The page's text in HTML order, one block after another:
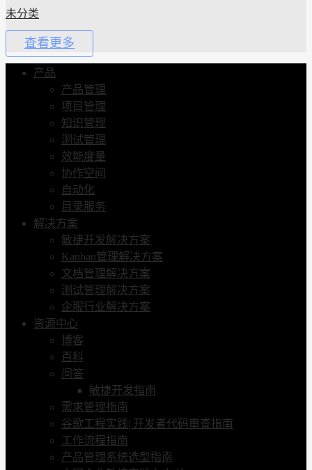
未分类
查看更多
产品
产品管理
项目管理
知识管理
测试管理
效能度量
协作空间
自动化
目录服务
解决方案
敏捷开发解决方案
Kanban管理解决方案
文档管理解决方案
测试管理解决方案
企服行业解决方案
资源中心
博客
百科
问答
敏捷开发指南
需求管理指南
谷歌工程实践| 开发者代码审查指南
工作流程指南
产品管理系统选型指南